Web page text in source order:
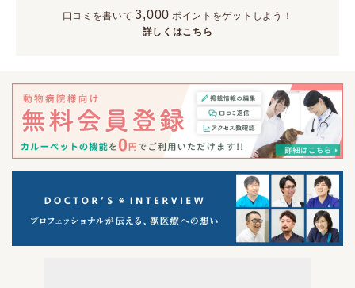
口コミを書いて 3,000 ポイント をゲットしよう！
詳しくはこちら